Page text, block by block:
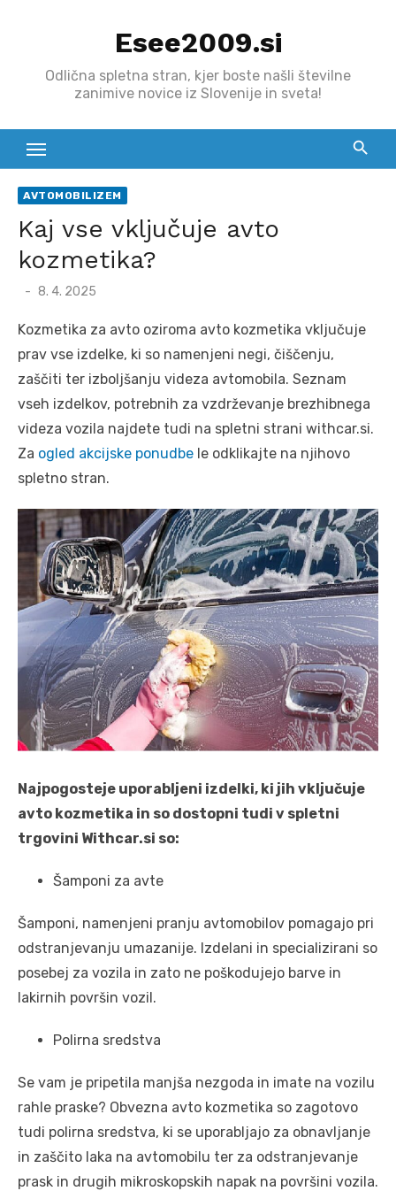
Esee2009.si
Odlična spletna stran, kjer boste našli številne
zanimive novice iz Slovenije in sveta!
AVTOMOBILIZEM
Kaj vse vključuje avto
kozmetika?
Posted
8. 4. 2025
Kozmetika za avto oziroma avto kozmetika vključuje
prav vse izdelke, ki so namenjeni negi, čiščenju,
zaščiti ter izboljšanju videza avtomobila. Seznam
vseh izdelkov, potrebnih za vzdrževanje brezhibnega
videza vozila najdete tudi na spletni strani withcar.si.
Za ogled akcijske ponudbe le odklikajte na njihovo
spletno stran.
Najpogosteje uporabljeni izdelki, ki jih vključuje
avto kozmetika in so dostopni tudi v spletni
trgovini Withcar.si so:
Šamponi za avte
Šamponi, namenjeni pranju avtomobilov pomagajo pri
odstranjevanju umazanije. Izdelani in specializirani so
posebej za vozila in zato ne poškodujejo barve in
lakirnih površin vozil.
Polirna sredstva
Se vam je pripetila manjša nezgoda in imate na vozilu
rahle praske? Obvezna avto kozmetika so zagotovo
tudi polirna sredstva, ki se uporabljajo za obnavljanje
in zaščito laka na avtomobilu ter za odstranjevanje
prask in drugih mikroskopskih napak na površini vozila.